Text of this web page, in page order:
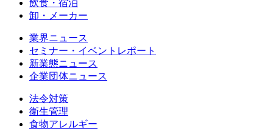
飲食・宿泊
卸・メーカー
業界ニュース
セミナー・イベントレポート
新業態ニュース
企業団体ニュース
法令対策
衛生管理
食物アレルギー